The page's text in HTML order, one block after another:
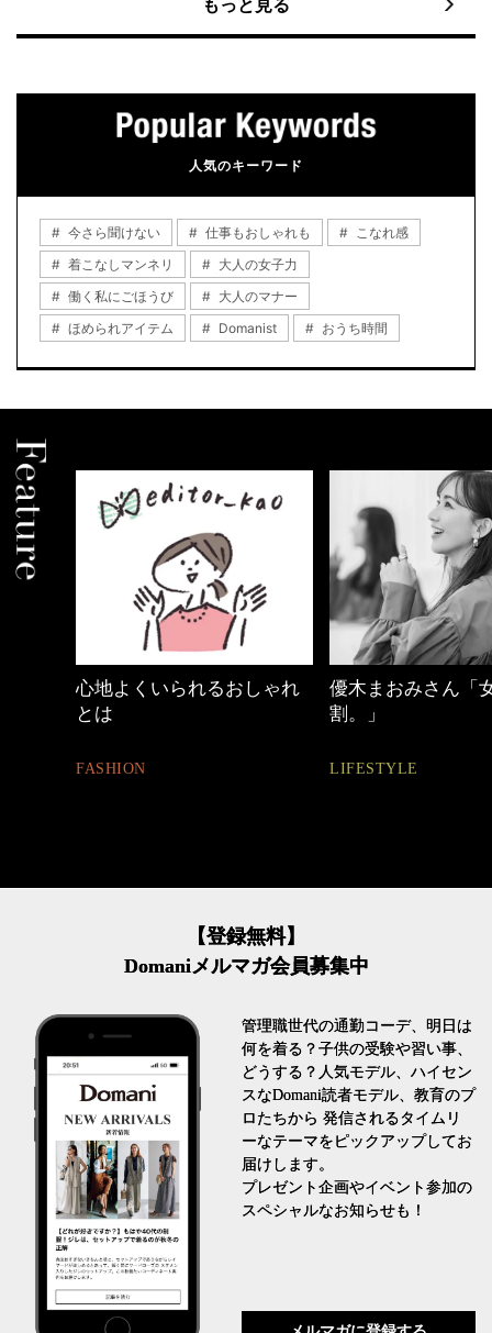
人気のキーワード
今さら聞けない 仕事もおしゃれも
こなれ感
着こなしマンネリ
大人の女子力
働く私にごほうび
大人のマナー
ほめられアイテム
Domanist おうち時間
心地よくいられるおしゃれ
とは
FASHION
優木まおみさん「
割。」
LIFESTYLE
【登録無料】
Domaniメルマガ会員募集中
管理職世代の通勤コーデ、明日は
何を着る？子供の受験や習い事、
どうする？人気モデル、ハイセン
スなDomani読者モデル、教育のプ
ロたちから 発信されるタイムリ
ーなテーマをピックアップしてお
届けします。
プレゼント企画やイベント参加の
スペシャルなお知らせも！